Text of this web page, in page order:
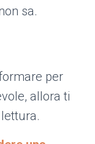
sa.
per
allora ti